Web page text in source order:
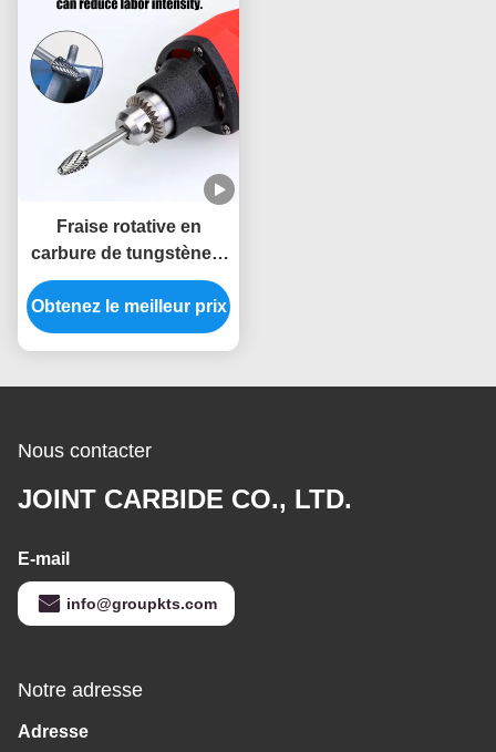
Fraise rotative en
carbure de tungstène à
double coupe de haute
précision, taille
personnalisée, tige de 6
burinage pour
Obtenez le meilleur prix
Nous contacter
JOINT CARBIDE CO., LTD.
E-mail
info@groupkts.com
Notre adresse
Adresse